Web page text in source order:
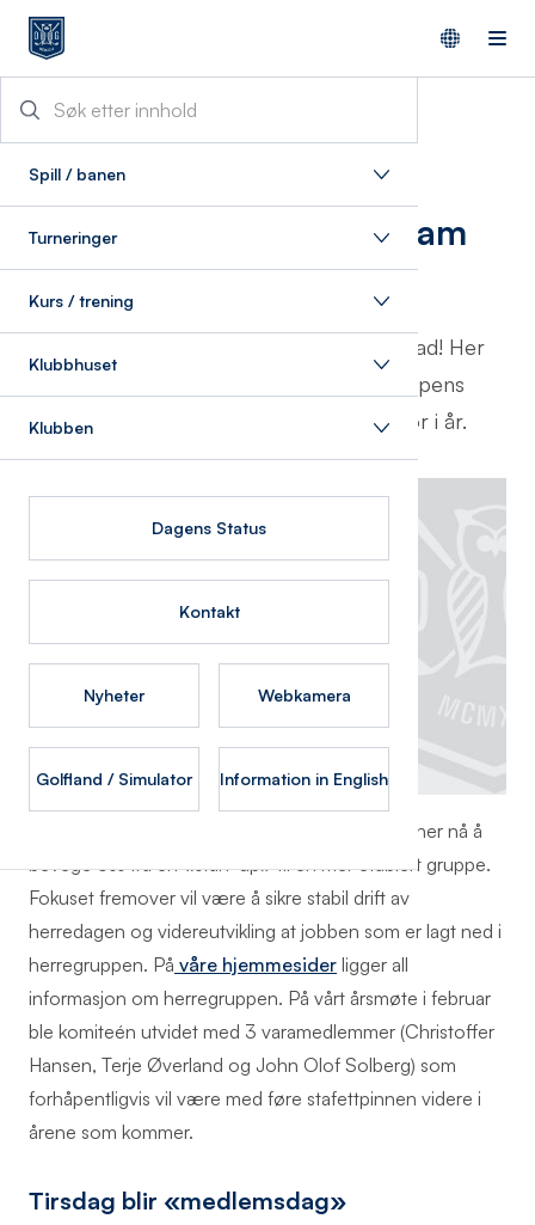
Spill / banen
Turneringer
Kurs / trening
Klubbhuset
Klubben
Dagens Status
Kontakt
Nyheter Webkamera
Golfland / Simulator Information in English
Herregruppens program
2024
Velkommen til en ny golfsesong Bogstad! Her
finner du informasjon om Herregruppens
turneringsprogram og våre planer for i år.
Dette er herregruppens 4. sesong og vi begynner nå å
bevege oss fra en «start-up» til en mer etablert gruppe.
Fokuset fremover vil være å sikre stabil drift av
herredagen og videreutvikling at jobben som er lagt ned i
herregruppen. På våre hjemmesider ligger all
informasjon om herregruppen. På vårt årsmøte i februar
ble komiteén utvidet med 3 varamedlemmer (Christoffer
Hansen, Terje Øverland og John Olof Solberg) som
forhåpentligvis vil være med føre stafettpinnen videre i
årene som kommer.
Tirsdag blir «medlemsdag»